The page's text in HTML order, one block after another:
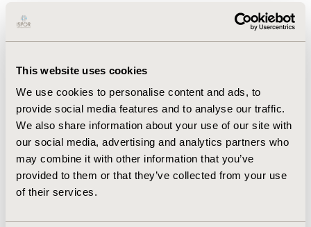
This website uses cookies
We use cookies to personalise content and ads, to
provide social media features and to analyse our traffic.
We also share information about your use of our site with
our social media, advertising and analytics partners who
may combine it with other information that you’ve
provided to them or that they’ve collected from your use
of their services.
481.737,72 e com everolimo foi de R$ 398.097,71.
Aplicando o mesmo cenário para o axitinibe, temos um
de R$ 159.830,34 quando comparado ao everolimo. Com
23.382,00. Dados da literatura que comparam axitinibe
e sorafenib quanto aos EAs ≥ grau 3, demonstraram
que os pacientes que usaram o primeiro tem menor
chance de desenvolver a síndrome mão-pé, 6%versus
CONFERENCE/VALUE IN HEALTH INFO
2017-09, ISPOR Latin America 2017, Sao Paulo, Brazil